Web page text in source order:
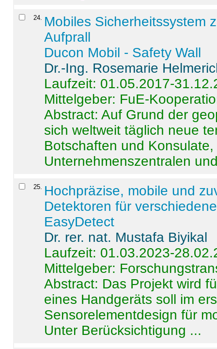
24. Mobiles Sicherheitssystem
Aufprall
Ducon Mobil - Safety Wall
Dr.-Ing. Rosemarie
Laufzeit: 01.05.2017-
Mittelgeber: FuE-
Abstract:Auf Grund der
sich weltweit täglich neue
Botschaften und
Unternehmenszentralen
25. Hochpräzise, mobile und
Detektoren für
EasyDetect
Dr. rer. nat. Mustafa Biyikal
Laufzeit: 01.03.2023-
Mittelgeber:
Abstract: Das Projekt wird
eines Handgeräts soll im
Sensorelementdesign für
Unter Berücksichtigung ...